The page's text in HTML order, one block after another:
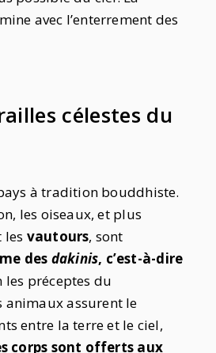
avec l’enterrement des
célestes du
à tradition bouddhiste.
les oiseaux, et plus
vautours, sont
des dakinis, c’est-à-dire
les préceptes du
animaux assurent le
entre la terre et le ciel,
corps sont offerts aux